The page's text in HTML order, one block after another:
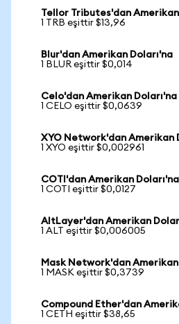
Tellor Tributes'dan Amerikan
1 TRB eşittir $13,96
Blur'dan Amerikan Doları'na
1 BLUR eşittir $0,014
Celo'dan Amerikan Doları'na
1 CELO eşittir $0,0639
XYO Network'dan Amerikan
1 XYO eşittir $0,002961
COTI'dan Amerikan Doları'na
1 COTI eşittir $0,0127
AltLayer'dan Amerikan
1 ALT eşittir $0,006005
Mask Network'dan Amerikan
1 MASK eşittir $0,3739
Compound Ether'dan
1 CETH eşittir $38,65